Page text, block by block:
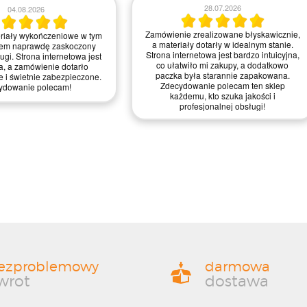
23.07.2026
błyskawicznie,
dotarły w
świetnie zapakowane.
intuicyjna i przyjemna w
ułatwiło mi
wrócę po więcej!
21.07.2026
Zamówienie było proste do zrealizowania,
a strona intuicyjna. Myślę, że mogliby
trochę poprawić szybkość dostawy, ale
ogólnie jestem zadowolony z jakości
materiałów i obsługi – zasługują na
mocne cztery gwiazdki!
darmowa
dostawa